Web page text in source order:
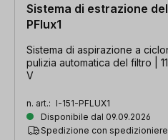
Sistema di estrazione
PFlux1
Sistema di aspirazione a
pulizia automatica del filtro |
V
n. art.: I-151-PFLUX1
Disponibile dal 09.09.2026
Spedizione con spedizioniere